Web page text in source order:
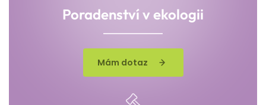
Poradenství v ekologii
Mám dotaz